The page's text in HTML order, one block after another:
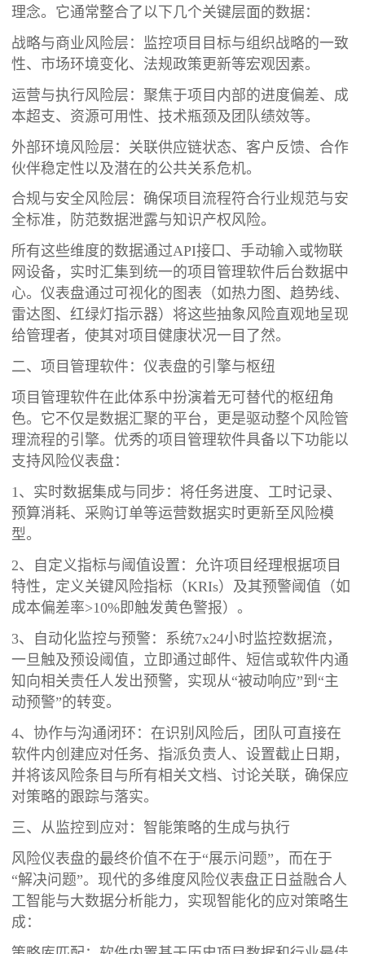
理念。它通常整合了以下几个关键层面的数据：
战略与商业风险层：监控项目目标与组织战略的一致
性、市场环境变化、法规政策更新等宏观因素。
运营与执行风险层：聚焦于项目内部的进度偏差、成
本超支、资源可用性、技术瓶颈及团队绩效等。
外部环境风险层：关联供应链状态、客户反馈、合作
伙伴稳定性以及潜在的公共关系危机。
合规与安全风险层：确保项目流程符合行业规范与安
全标准，防范数据泄露与知识产权风险。
所有这些维度的数据通过API接口、手动输入或物联
网设备，实时汇集到统一的项目管理软件后台数据中
心。仪表盘通过可视化的图表（如热力图、趋势线、
雷达图、红绿灯指示器）将这些抽象风险直观地呈现
给管理者，使其对项目健康状况一目了然。
二、项目管理软件：仪表盘的引擎与枢纽
项目管理软件在此体系中扮演着无可替代的枢纽角
色。它不仅是数据汇聚的平台，更是驱动整个风险管
理流程的引擎。优秀的项目管理软件具备以下功能以
支持风险仪表盘：
1、实时数据集成与同步：将任务进度、工时记录、
预算消耗、采购订单等运营数据实时更新至风险模
型。
2、自定义指标与阈值设置：允许项目经理根据项目
特性，定义关键风险指标（KRIs）及其预警阈值（如
成本偏差率>10%即触发黄色警报）。
3、自动化监控与预警：系统7x24小时监控数据流，
一旦触及预设阈值，立即通过邮件、短信或软件内通
知向相关责任人发出预警，实现从“被动响应”到“主
动预警”的转变。
4、协作与沟通闭环：在识别风险后，团队可直接在
软件内创建应对任务、指派负责人、设置截止日期，
并将该风险条目与所有相关文档、讨论关联，确保应
对策略的跟踪与落实。
三、从监控到应对：智能策略的生成与执行
风险仪表盘的最终价值不在于“展示问题”，而在于
“解决问题”。现代的多维度风险仪表盘正日益融合人
工智能与大数据分析能力，实现智能化的应对策略生
成：